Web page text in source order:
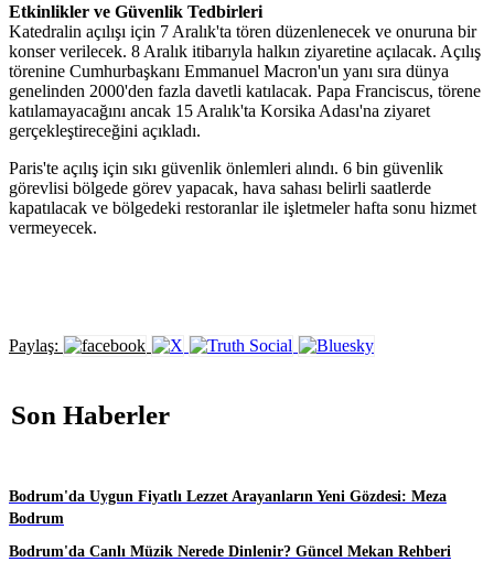
Etkinlikler ve Güvenlik Tedbirleri
Katedralin açılışı için 7 Aralık'ta tören düzenlenecek ve onuruna bir
konser verilecek. 8 Aralık itibarıyla halkın ziyaretine açılacak. Açılış
törenine Cumhurbaşkanı Emmanuel Macron'un yanı sıra dünya
genelinden 2000'den fazla davetli katılacak. Papa Franciscus, törene
katılamayacağını ancak 15 Aralık'ta Korsika Adası'na ziyaret
gerçekleştireceğini açıkladı.
Paris'te açılış için sıkı güvenlik önlemleri alındı. 6 bin güvenlik
görevlisi bölgede görev yapacak, hava sahası belirli saatlerde
kapatılacak ve bölgedeki restoranlar ile işletmeler hafta sonu hizmet
vermeyecek.
Paylaş:
Son Haberler
Bodrum'da Uygun Fiyatlı Lezzet Arayanların Yeni Gözdesi: Meza
Bodrum
Bodrum'da Canlı Müzik Nerede Dinlenir? Güncel Mekan Rehberi